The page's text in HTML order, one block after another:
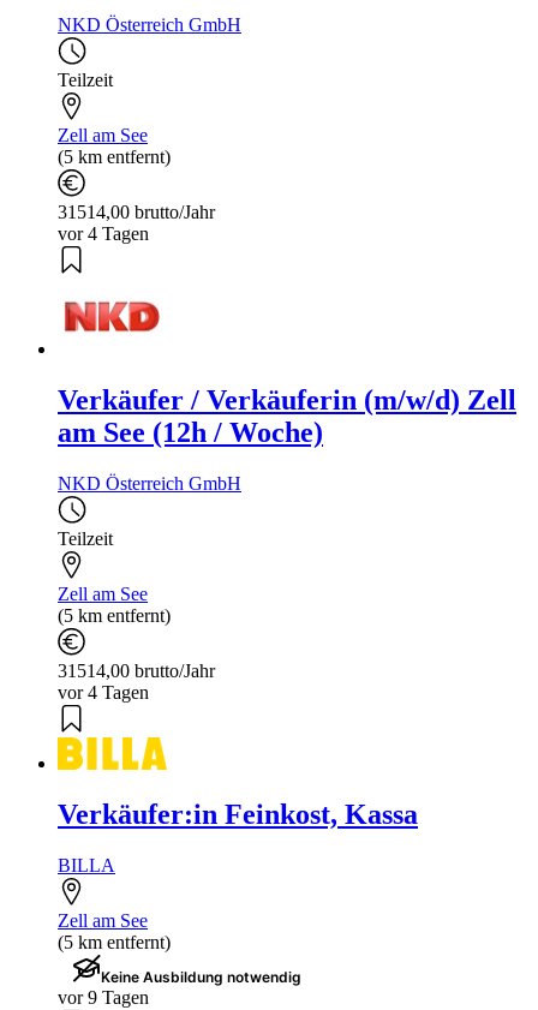
NKD Österreich GmbH
Teilzeit
Zell am See
(5 km entfernt)
31514,00 brutto/Jahr
vor 4 Tagen
Verkäufer / Verkäuferin (m/w/d) Zell
am See (12h / Woche)
NKD Österreich GmbH
Teilzeit
Zell am See
(5 km entfernt)
31514,00 brutto/Jahr
vor 4 Tagen
Verkäufer:in Feinkost, Kassa
BILLA
Zell am See
(5 km entfernt)
Keine Ausbildung notwendig
vor 9 Tagen